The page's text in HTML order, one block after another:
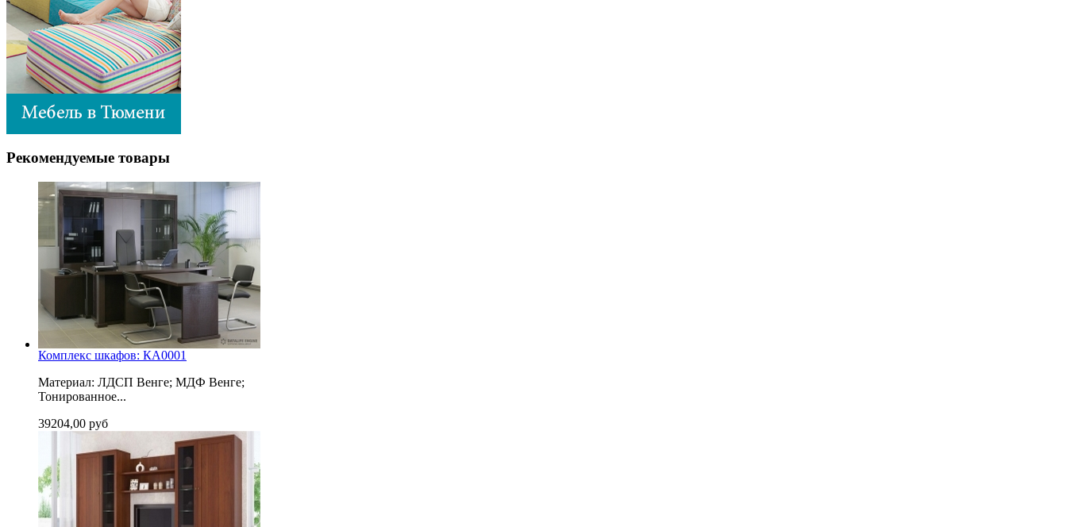
Рекомендуемые товары
Комплекс шкафов: КА0001
Материал: ЛДСП Венге; МДФ Венге;
Тонированное...
39204,00 руб